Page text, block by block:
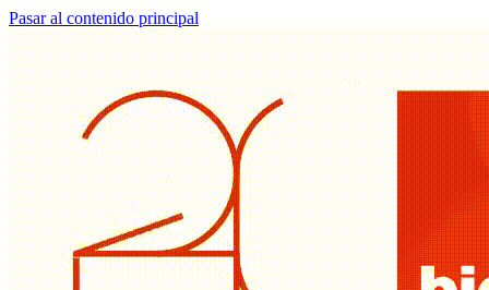
Pasar al contenido principal